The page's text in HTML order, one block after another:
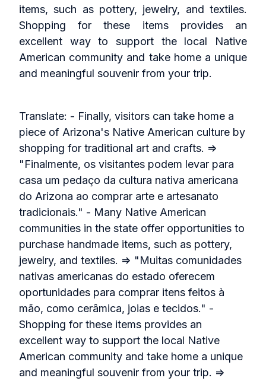
items, such as pottery, jewelry, and textiles.
Shopping for these items provides an
excellent way to support the local Native
American community and take home a unique
and meaningful souvenir from your trip.
Translate: - Finally, visitors can take home a
piece of Arizona's Native American culture by
shopping for traditional art and crafts. =>
"Finalmente, os visitantes podem levar para
casa um pedaço da cultura nativa americana
do Arizona ao comprar arte e artesanato
tradicionais." - Many Native American
communities in the state offer opportunities to
purchase handmade items, such as pottery,
jewelry, and textiles. => "Muitas comunidades
nativas americanas do estado oferecem
oportunidades para comprar itens feitos à
mão, como cerâmica, joias e tecidos." -
Shopping for these items provides an
excellent way to support the local Native
American community and take home a unique
and meaningful souvenir from your trip. =>